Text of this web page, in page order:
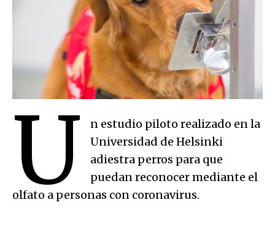
U
n estudio piloto realizado en la
Universidad de Helsinki
adiestra perros para que
puedan reconocer mediante el
olfato a personas con coronavirus.